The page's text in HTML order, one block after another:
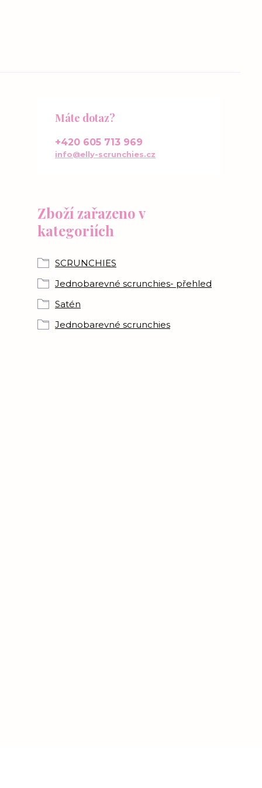
Zboží zařazeno v
kategoriích
SCRUNCHIES
Jednobarevné scrunchies- přehled
Satén
Jednobarevné scrunchies
Máte dotaz?
+420 605 713 969
info@elly-scrunchies.cz